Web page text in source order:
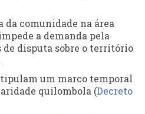
da comunidade na área
a demanda pela
de disputa sobre o território
um marco temporal
quilombola (Decreto